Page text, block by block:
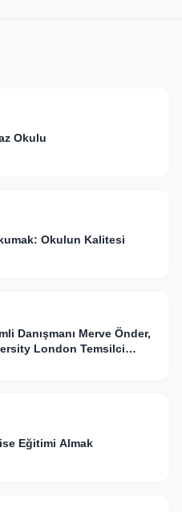
Okulu
Okulun Kalitesi
Danışmanı Merve Önder,
London Temsilci
Eğitimi Almak